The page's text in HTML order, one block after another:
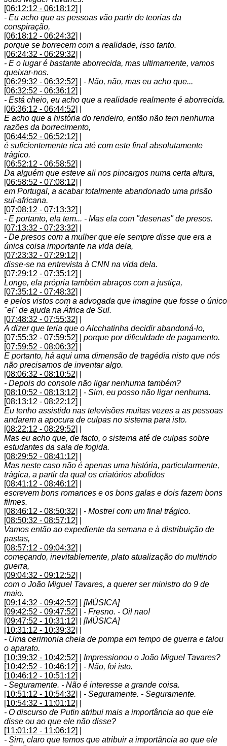
[06:12:12 - 06:18:12]
- Eu acho que as pessoas vão partir de teorias da
conspiração,
[06:18:12 - 06:24:32]
porque se borrecem com a realidade, isso tanto.
[06:24:32 - 06:29:32]
- E o lugar é bastante aborrecida, mas ultimamente, vamos
queixar-nos.
[06:29:32 - 06:32:52]
- Não, não, mas eu acho que...
[06:32:52 - 06:36:12]
- Está cheio, eu acho que a realidade realmente é aborrecida.
[06:36:12 - 06:44:52]
E acho que a história do rendeiro, então não tem nenhuma
razões da borrecimento,
[06:44:52 - 06:52:12]
é suficientemente rica até com este final absolutamente
trágico.
[06:52:12 - 06:58:52]
Da alguém que esteve ali nos pincargos numa certa altura,
[06:58:52 - 07:08:12]
em Portugal, a acabar totalmente abandonado uma prisão
sul-africana.
[07:08:12 - 07:13:32]
- E portanto, ela tem... - Mas ela com "desenas" de presos.
[07:13:32 - 07:23:32]
- De presos com a mulher que ele sempre disse que era a
única coisa importante na vida dela,
[07:23:32 - 07:29:12]
disse-se na entrevista à CNN na vida dela.
[07:29:12 - 07:35:12]
Longe, ela própria também abraços com a justiça,
[07:35:12 - 07:48:32]
e pelos vistos com a advogada que imagine que fosse o único
"el" de ajuda na África de Sul.
[07:48:32 - 07:55:32]
A dizer que teria que o Alcchatinha decidir abandoná-lo,
[07:55:32 - 07:59:52]
porque por dificuldade de pagamento.
[07:59:52 - 08:06:32]
E portanto, há aqui uma dimensão de tragédia nisto que nós
não precisamos de inventar algo.
[08:06:32 - 08:10:52]
- Depois do console não ligar nenhuma também?
[08:10:52 - 08:13:12]
- Sim, eu posso não ligar nenhuma.
[08:13:12 - 08:22:12]
Eu tenho assistido nas televisões muitas vezes a as pessoas
andarem a apocura de culpas no sistema para isto.
[08:22:12 - 08:29:52]
Mas eu acho que, de facto, o sistema até de culpas sobre
estudantes da sala de fogida.
[08:29:52 - 08:41:12]
Mas neste caso não é apenas uma história, particularmente,
trágica, a partir da qual os criatórios abolidos
[08:41:12 - 08:46:12]
escrevem bons romances e os bons galas e dois fazem bons
filmes.
[08:46:12 - 08:50:32]
- Mostrei com um final trágico.
[08:50:32 - 08:57:12]
Vamos então ao expediente da semana e à distribuição de
pastas,
[08:57:12 - 09:04:32]
começando, inevitablemente, plato atualização do multindo
guerra,
[09:04:32 - 09:12:52]
com o João Miguel Tavares, a querer ser ministro do 9 de
maio.
[09:14:32 - 09:42:52]
[MÚSICA]
[09:42:52 - 09:47:52]
- Fresno. - Oil nao!
[09:47:52 - 10:31:12]
[MÚSICA]
[10:31:12 - 10:39:32]
- Uma cerimonia cheia de pompa em tempo de guerra e talou
o aparato.
[10:39:32 - 10:42:52]
Impressionou o João Miguel Tavares?
[10:42:52 - 10:46:12]
- Não, foi isto.
[10:46:12 - 10:51:12]
- Seguramente. - Não é interesse a grande coisa.
[10:51:12 - 10:54:32]
- Seguramente. - Seguramente.
[10:54:32 - 11:01:12]
- O discurso de Putin atribui mais a importância ao que ele
disse ou ao que ele não disse?
[11:01:12 - 11:06:12]
- Sim, claro que temos que atribuir a importância ao que ele